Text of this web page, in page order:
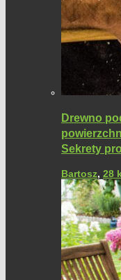
Drewno
Sekrety
Bartosz, 28